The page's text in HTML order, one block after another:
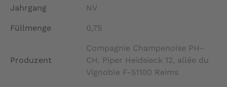
Jahrgang NV
Füllmenge 0,75
Produzent
Compagnie Champenoise PH-
CH. Piper Heidsieck 12, allée du
Vignoble F-51100 Reims